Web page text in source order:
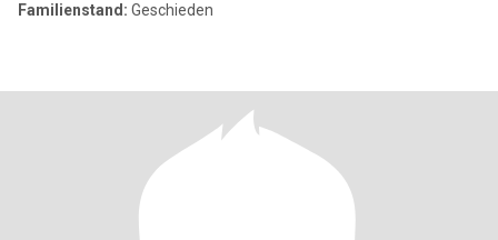
Familienstand: Geschieden